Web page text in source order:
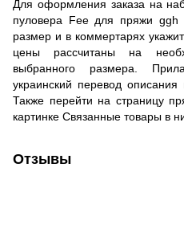
Для оформления заказа на
пуловера Fee для пряжи ggh
размер и в коммертарях
цены рассчитаны на
выбранного размера.
украинский перевод
Также перейти на страницу
картинке Связанные товары в
Отзывы